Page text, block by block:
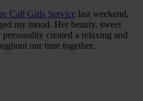
Call Girls Service last weekend,
my mood. Her beauty, sweet
created a relaxing and
our time together.